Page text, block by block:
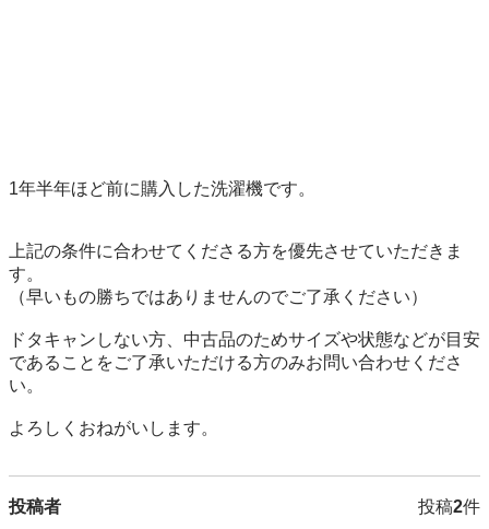
1年半年ほど前に購入した洗濯機です。
上記の条件に合わせてくださる方を優先させていただきま
す。
（早いもの勝ちではありませんのでご了承ください）
ドタキャンしない方、中古品のためサイズや状態などが目安
であることをご了承いただける方のみお問い合わせくださ
い。
よろしくおねがいします。
投稿者 投稿2件